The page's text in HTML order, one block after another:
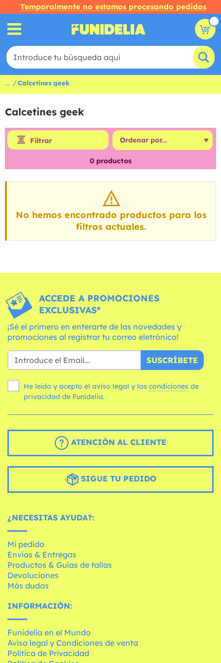
Temporalmente no estamos procesando pedidos
... Calcetines geek
Calcetines geek
Filtrar
0productos
No hemos encontrado productos para los
filtros actuales.
ACCEDE A PROMOCIONES
EXCLUSIVAS*
¡Sé el primero en enterarte de las novedades y
promociones al registrar tu correo eletrónico!
SUSCRÍBETE
He leído y acepto el aviso legal y las condiciones
privacidad de Funidelia.
ATENCIÓN AL CLIENTE
SIGUE TU PEDIDO
¿NECESITAS AYUDA?:
Mi pedido
Envíos & Entregas
Productos & Guías de tallas
Devoluciones
Más dudas
INFORMACIÓN:
Funidelia en el Mundo
Aviso legal y Condiciones de venta
Política de Privacidad